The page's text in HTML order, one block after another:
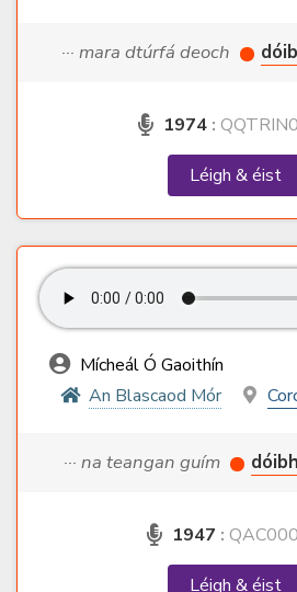
··· mara dtúrfá deoch
1974 :
Léigh & éist
Mícheál Ó Gaoithín
An Blascaod Mór
··· na teangan guím dóibh
1947 :
Léigh & éist